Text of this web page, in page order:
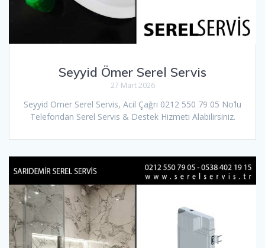
Seyyid Ömer Serel Servis
27 Mart 2026
Seyyid Ömer Serel Servis, Acil Çağrı 0212 550 79 05 No’lu
Telefondan Serel Servis & Destek Hizmeti Alabilirsiniz.